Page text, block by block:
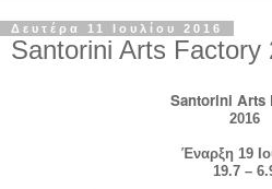
Δευτέρα 11 Ιουλίου 2016
Santorini Arts Factory
Santorini Arts
2016
Έναρξη 19
19.7 –